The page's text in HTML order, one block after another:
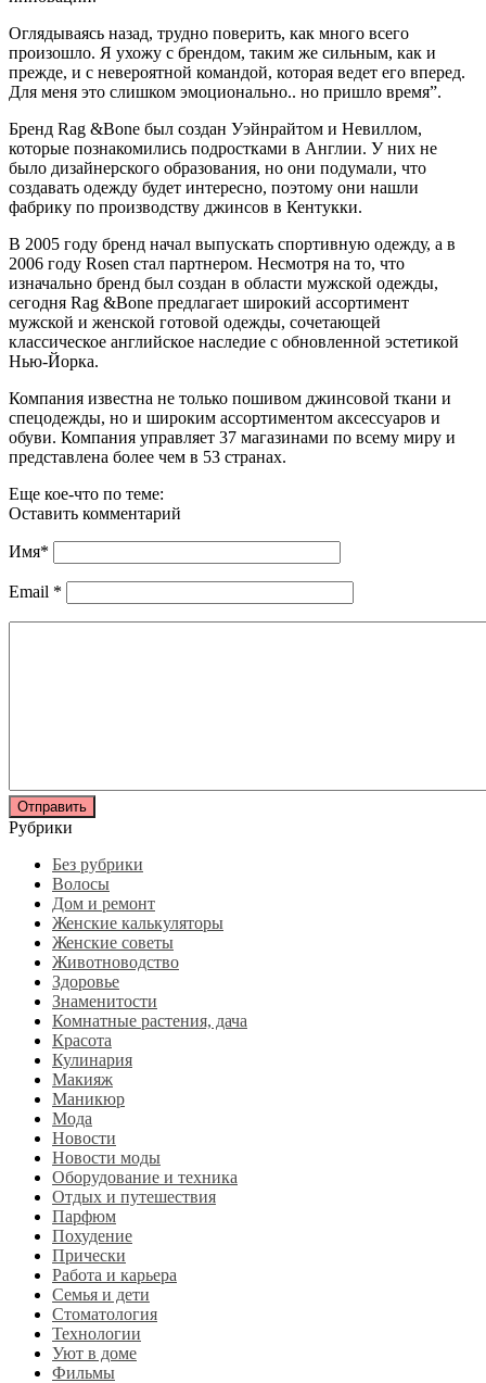
Оглядываясь назад, трудно поверить, как много всего
произошло. Я ухожу с брендом, таким же сильным, как и
прежде, и с невероятной командой, которая ведет его вперед.
Для меня это слишком эмоционально.. но пришло время”.
Бренд Rag &Bone был создан Уэйнрайтом и Невиллом,
которые познакомились подростками в Англии. У них не
было дизайнерского образования, но они подумали, что
создавать одежду будет интересно, поэтому они нашли
фабрику по производству джинсов в Кентукки.
В 2005 году бренд начал выпускать спортивную одежду, а в
2006 году Rosen стал партнером. Несмотря на то, что
изначально бренд был создан в области мужской одежды,
сегодня Rag &Bone предлагает широкий ассортимент
мужской и женской готовой одежды, сочетающей
классическое английское наследие с обновленной эстетикой
Нью-Йорка.
Компания известна не только пошивом джинсовой ткани и
спецодежды, но и широким ассортиментом аксессуаров и
обуви. Компания управляет 37 магазинами по всему миру и
представлена более чем в 53 странах.
Еще кое-что по теме:
Оставить комментарий
Имя*
Email *
Рубрики
Без рубрики
Волосы
Дом и ремонт
Женские калькуляторы
Женские советы
Животноводство
Здоровье
Знаменитости
Комнатные растения, дача
Красота
Кулинария
Макияж
Маникюр
Мода
Новости
Новости моды
Оборудование и техника
Отдых и путешествия
Парфюм
Похудение
Прически
Работа и карьера
Семья и дети
Стоматология
Технологии
Уют в доме
Фильмы